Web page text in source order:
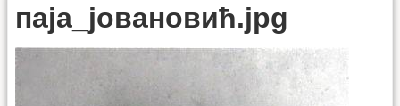
паја_јовановић.jpg